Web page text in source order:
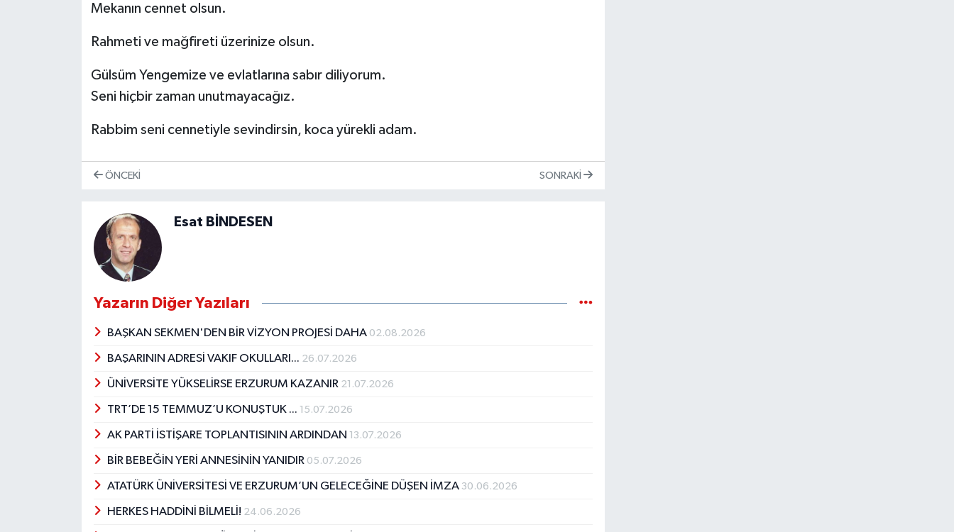
Mekanın cennet olsun.
Rahmeti ve mağfireti üzerinize olsun.
Gülsüm Yengemize ve evlatlarına sabır diliyorum.
Seni hiçbir zaman unutmayacağız.
Rabbim seni cennetiyle sevindirsin, koca yürekli adam.
ÖNCEKI SONRAKI
Esat BİNDESEN
Yazarın Diğer Yazıları
BAŞKAN SEKMEN'DEN BİR VİZYON PROJESİ DAHA 02.08.2026
BAŞARININ ADRESİ VAKIF OKULLARI... 26.07.2026
ÜNİVERSİTE YÜKSELİRSE ERZURUM KAZANIR 21.07.2026
TRT’DE 15 TEMMUZ’U KONUŞTUK ... 15.07.2026
AK PARTİ İSTİŞARE TOPLANTISININ ARDINDAN 13.07.2026
BİR BEBEĞİN YERİ ANNESİNİN YANIDIR 05.07.2026
ATATÜRK ÜNİVERSİTESİ VE ERZURUM’UN GELECEĞİNE DÜŞEN İMZA 30.06.2026
HERKES HADDİNİ BİLMELİ! 24.06.2026